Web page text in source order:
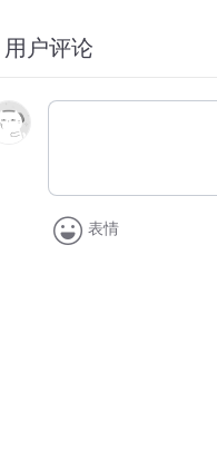
用户评论
表情